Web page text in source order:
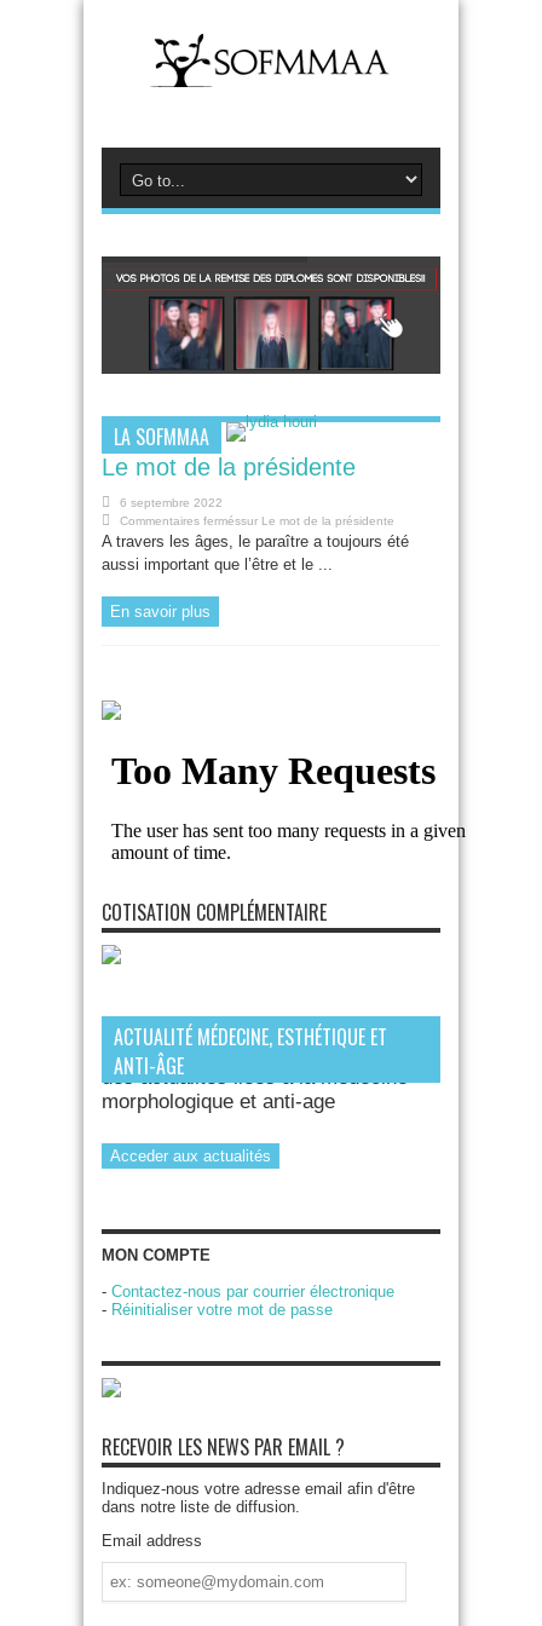
LA SOFMMAA
Le mot de la présidente
6 septembre 2022
Commentaires ferméssur Le mot de la présidente
A travers les âges, le paraître a toujours été
aussi important que l’être et le ...
En savoir plus
COTISATION COMPLÉMENTAIRE
ACTUALITÉ MÉDECINE, ESTHÉTIQUE ET
ANTI-ÂGE
Devenez adherent pour bénéficier
des actualités liées à la médecine
morphologique et anti-age
Acceder aux actualités
MON COMPTE
- Contactez-nous par courrier électronique
- Réinitialiser votre mot de passe
RECEVOIR LES NEWS PAR EMAIL ?
Indiquez-nous votre adresse email afin d'être
dans notre liste de diffusion.
Email address